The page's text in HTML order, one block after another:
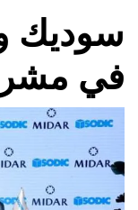
سوديك
في